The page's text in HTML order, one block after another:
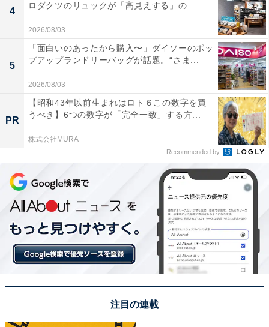
中条あやみさんが一人二役で男装にも挑戦した新
TVCMにもご注目！
4
ロダクツのリュックが「高見えする」の...
2026/08/03
5
「面白いのあったから購入〜」ダイソーのポッ
プアップランドリーバッグが話題。“さま...
2026/08/03
PR
【昭和43年以前生まれはロト６この数字を買
うべき】6つの数字が「完全一致」する方...
株式会社MURA
Recommended by
注目の連載